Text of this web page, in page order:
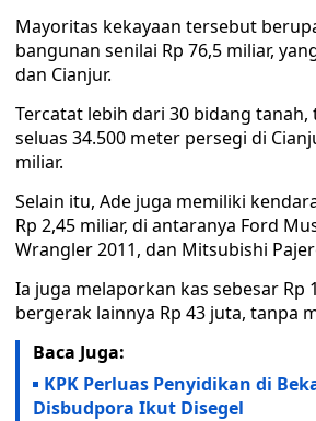
Mayoritas kekayaan tersebut
bangunan senilai Rp 76,5 miliar,
dan Cianjur.
Tercatat lebih dari 30 bidang tanah,
seluas 34.500 meter persegi di
miliar.
Selain itu, Ade juga memiliki
Rp 2,45 miliar, di antaranya Ford
Wrangler 2011, dan Mitsubishi
Ia juga melaporkan kas sebesar Rp
bergerak lainnya Rp 43 juta, tanpa
Baca Juga:
KPK Perluas Penyidikan di
Disbudpora Ikut Disegel